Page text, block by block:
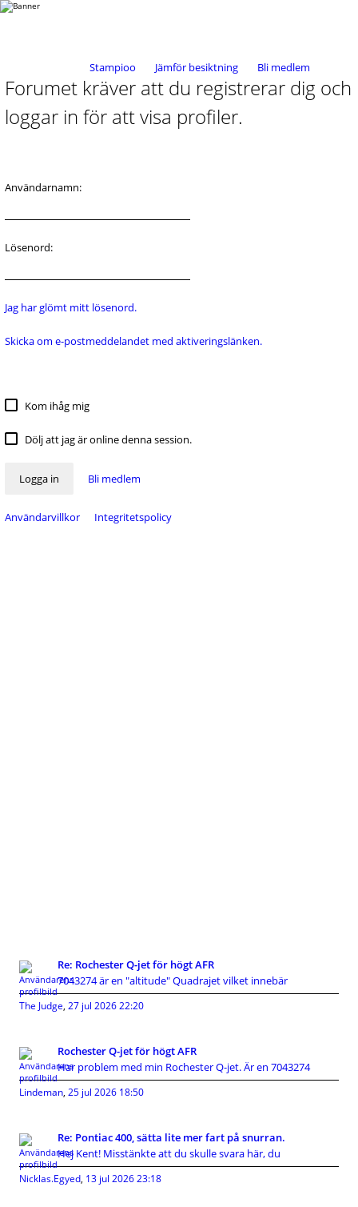
Stampioo Jämför besiktning Bli medlem
Forumet kräver att du registrerar dig och
loggar in för att visa profiler.
Användarnamn:
Lösenord:
Jag har glömt mitt lösenord.
Skicka om e-postmeddelandet med aktiveringslänken.
Kom ihåg mig
Dölj att jag är online denna session.
Logga in Bli medlem
Användarvillkor Integritetspolicy
Re: Rochester Q-jet för högt AFR
7043274 är en "altitude" Quadrajet vilket innebär
The Judge, 27 jul 2026 22:20
Rochester Q-jet för högt AFR
Har problem med min Rochester Q-jet. Är en 7043274
Lindeman, 25 jul 2026 18:50
Re: Pontiac 400, sätta lite mer fart på snurran.
Hej Kent! Misstänkte att du skulle svara här, du
Nicklas.Egyed, 13 jul 2026 23:18